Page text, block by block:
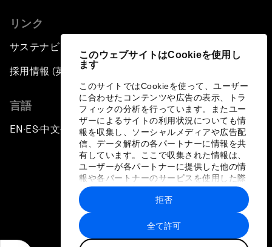
このウェブサイトはCookieを使用し
ます
このサイトではCookieを使って、ユーザー
に合わせたコンテンツや広告の表示、トラ
フィックの分析を行っています。またユー
ザーによるサイトの利用状況についても情
報を収集し、ソーシャルメディアや広告配
信、データ解析の各パートナーに情報を共
有しています。ここで収集された情報は、
ユーザーが各パートナーに提供した他の情
報や各パートナーのサービスを使用した際
に収集された情報と組み合わされ、各パー
トナーによって使用されることがありま
す。
全て許可
拒否
リンク
サステナビリティへの取り組み
採用情報 (英語のみ)
言語
EN ▪ES▪中文▪ 日本語
プライバシーポリシーと利用規約
サイトマップ